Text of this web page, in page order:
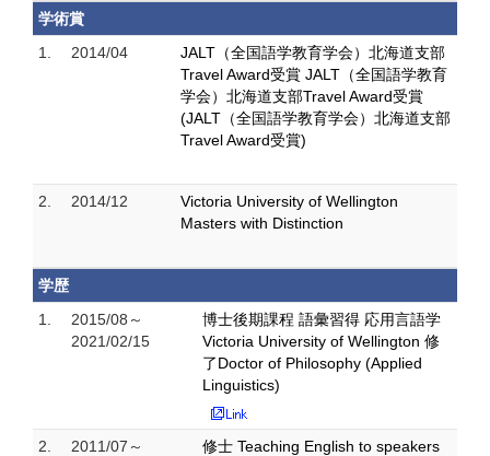
学術賞
1.
2014/04
JALT（全国語学教育学会）北海道支部
Travel Award受賞 JALT（全国語学教育
学会）北海道支部Travel Award受賞
(JALT（全国語学教育学会）北海道支部
Travel Award受賞)
2. 2014/12
Victoria University of Wellington
Masters with Distinction
学歴
1.
2015/08～
2021/02/15
博士後期課程 語彙習得 応用言語学
Victoria University of Wellington 修
了Doctor of Philosophy (Applied
Linguistics)
2.
2011/07～
修士 Teaching English to speakers